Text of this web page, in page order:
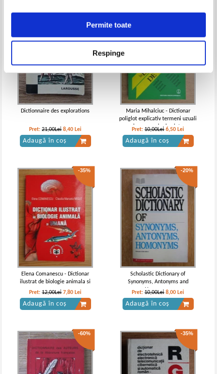
Permite toate
Respinge
Dictionnaire des explorations
Pret:21,00Lei 8,40 Lei
Adaugă în coș
Maria Mihalciuc - Dictionar
poliglot explicativ termeni uzuali
in economia de piata
Pret:10,00Lei 6,50 Lei
Adaugă în coș
-35%
Elena Comanescu - Dictionar
ilustrat de biologie animala si
umana
Pret:12,00Lei 7,80 Lei
Adaugă în coș
-20%
Scholastic Dictionary of
Synonyms, Antonyms and
Homonyms
Pret:10,00Lei 8,00 Lei
Adaugă în coș
-60% -35%